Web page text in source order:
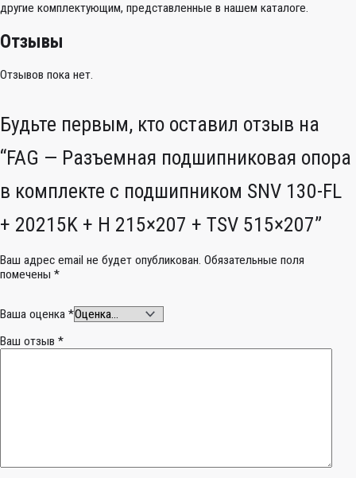
другие комплектующим, представленные в нашем каталоге.
Отзывы
Отзывов пока нет.
Будьте первым, кто оставил отзыв на
“FAG — Разъемная подшипниковая опора
в комплекте с подшипником SNV 130-FL
+ 20215K + H 215×207 + TSV 515×207”
Ваш адрес email не будет опубликован. Обязательные поля
помечены *
Ваша оценка *
Ваш отзыв *